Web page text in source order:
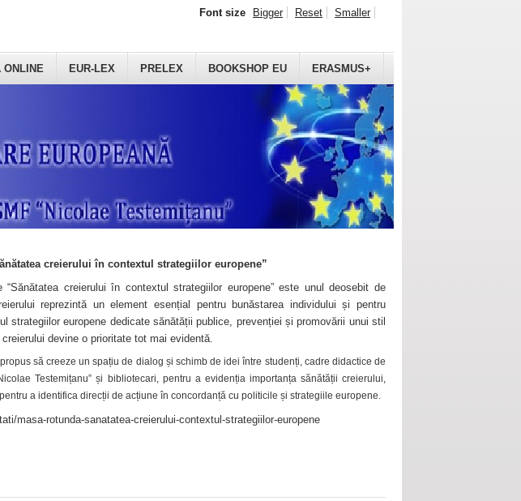
ONLINE EUR-LEX PRELEX BOOKSHOP EU ERASMUS+
Font size Bigger Reset Smaller
creierului în contextul strategiilor europene”
creierului în contextul strategiilor europene” este unul deosebit de
reprezintă un element esențial pentru bunăstarea individului și pentru
strategiilor europene dedicate sănătății publice, prevenției și promovării unui stil
devine o prioritate tot mai evidentă.
să creeze un spațiu de dialog și schimb de idei între studenți, cadre didactice de
Testemițanu” și bibliotecari, pentru a evidenția importanța sănătății creierului,
a identifica direcții de acțiune în concordanță cu politicile și strategiile europene.
masa-rotunda-sanatatea-creierului-contextul-strategiilor-europene